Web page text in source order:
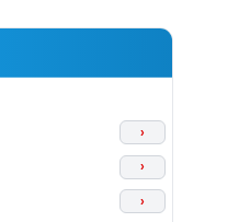
›
›
›